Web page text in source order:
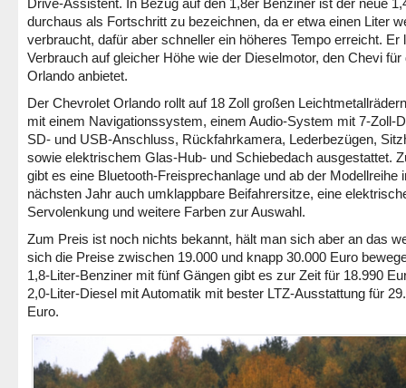
Drive-Assistent. In Bezug auf den 1,8er Benziner ist der neue
durchaus als Fortschritt zu bezeichnen, da er etwa einen Liter
verbraucht, dafür aber schneller ein höheres Tempo erreicht. Er
Verbrauch auf gleicher Höhe wie der Dieselmotor, den Chevi für
Orlando anbietet.
Der Chevrolet Orlando rollt auf 18 Zoll großen
mit einem Navigationssystem, einem Audio-System mit 7-Zoll-
SD- und USB-Anschluss, Rückfahrkamera, Lederbezügen,
sowie elektrischem Glas-Hub- und Schiebedach ausgestattet.
gibt es eine Bluetooth-Freisprechanlage und ab der Modellreihe
nächsten Jahr auch umklappbare Beifahrersitze, eine
Servolenkung und weitere Farben zur Auswahl.
Zum Preis ist noch nichts bekannt, hält man sich aber an das
sich die Preise zwischen 19.000 und knapp 30.000 Euro
1,8-Liter-Benziner mit fünf Gängen gibt es zur Zeit für 18.990
2,0-Liter-Diesel mit Automatik mit bester LTZ-Ausstattung für
Euro.